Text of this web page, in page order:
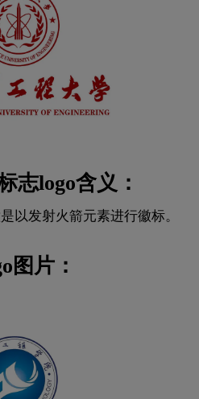
志logo含义：
以发射火箭元素进行徽标。
图片：